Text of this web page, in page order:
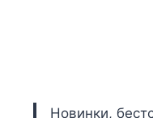
Новинки,